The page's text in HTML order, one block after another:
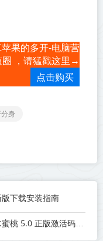
果的多开-电脑营
圈 ，请猛戳这里→
点击购买
身
下载安装指南
5.0 正版激活码获取